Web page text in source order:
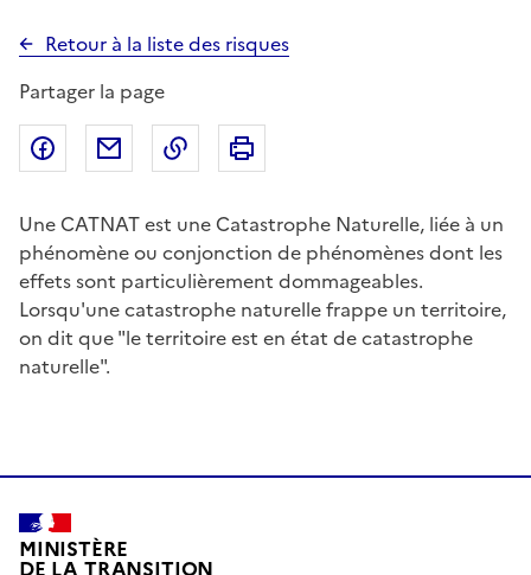
Retour à la liste des risques
Partager la page
Partager sur Facebook
Partager par emailCopier dans le presse-papier
Une CATNAT est une Catastrophe Naturelle, liée à un
phénomène ou conjonction de phénomènes dont les
effets sont particulièrement dommageables.
Lorsqu'une catastrophe naturelle frappe un territoire,
on dit que "le territoire est en état de catastrophe
naturelle".
MINISTÈRE